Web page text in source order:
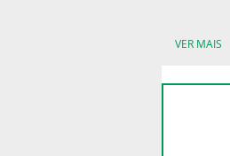
VER MAIS